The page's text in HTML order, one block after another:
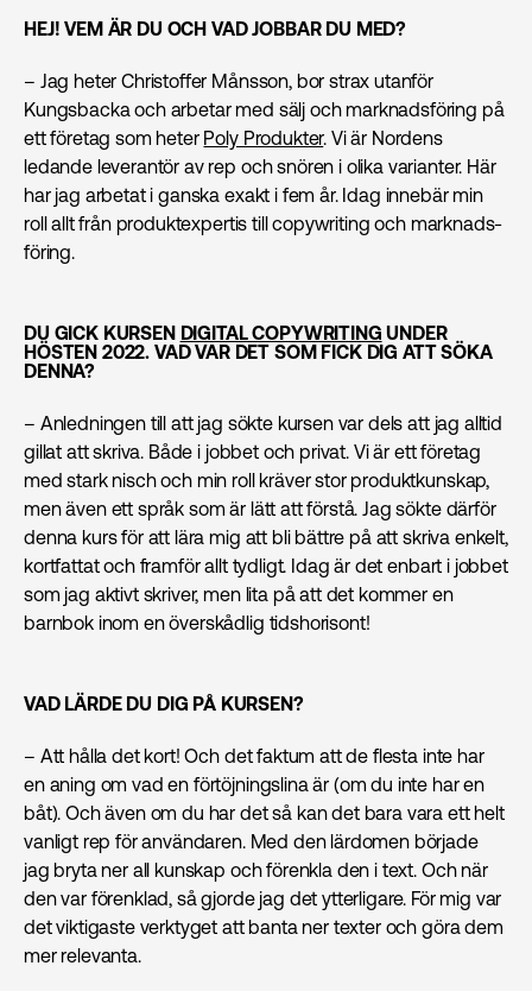
HEJ! VEM ÄR DU OCH VAD JOBBAR DU MED?
– Jag heter Christoffer Månsson, bor strax utanför
Kungsbacka och arbetar med sälj och marknads­föring på
ett företag som heter Poly Produkter. Vi är Nordens
ledande leverantör av rep och snören i olika varianter. Här
har jag arbetat i ganska exakt i fem år. Idag innebär min
roll allt från produktexpertis till copywriting och marknads­
föring.
DU GICK KURSEN DIGITAL COPYWRITING UNDER
HÖSTEN 2022. VAD VAR DET SOM FICK DIG ATT SÖKA
DENNA?
– Anledningen till att jag sökte kursen var dels att jag alltid
gillat att skriva. Både i jobbet och privat. Vi är ett företag
med stark nisch och min roll kräver stor produktkunskap,
men även ett språk som är lätt att förstå. Jag sökte därför
denna kurs för att lära mig att bli bättre på att skriva enkelt,
kortfattat och framför allt tydligt. Idag är det enbart i jobbet
som jag aktivt skriver, men lita på att det kommer en
barnbok inom en överskådlig tidshorisont!
VAD LÄRDE DU DIG PÅ KURSEN?
– Att hålla det kort! Och det faktum att de flesta inte har
en aning om vad en förtöjningslina är (om du inte har en
båt). Och även om du har det så kan det bara vara ett helt
vanligt rep för användaren. Med den lärdomen började
jag bryta ner all kunskap och förenkla den i text. Och när
den var förenklad, så gjorde jag det ytterligare. För mig var
det viktigaste verktyget att banta ner texter och göra dem
mer relevanta.